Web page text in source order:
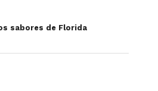
Ángeles,
sabores de Florida